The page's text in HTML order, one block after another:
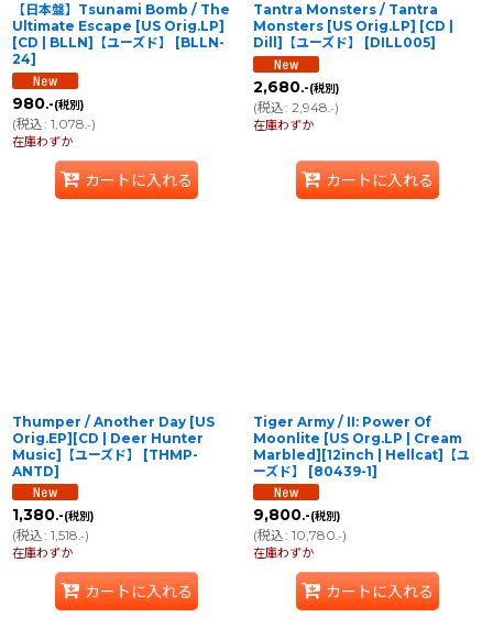
【日本盤】Tsunami Bomb / The
Ultimate Escape [US Orig.LP]
[CD | BLLN]【ユーズド】
[BLLN-
24]
980.-(税別)
(税込: 1,078.-)
在庫わずか
カートに入れる
Tantra Monsters / Tantra
Monsters [US Orig.LP] [CD |
Dill]【ユーズド】
[DILL005]
2,680.-(税別)
(税込: 2,948.-)
在庫わずか
カートに入れる
Thumper / Another Day [US
Orig.EP][CD | Deer Hunter
Music]【ユーズド】
[THMP-
ANTD]
1,380.-(税別)
(税込: 1,518.-)
在庫わずか
カートに入れる
Tiger Army / II: Power Of
Moonlite [US Org.LP | Cream
Marbled][12inch | Hellcat]【ユ
ーズド】
[80439-1]
9,800.-(税別)
(税込: 10,780.-)
在庫わずか
カートに入れる